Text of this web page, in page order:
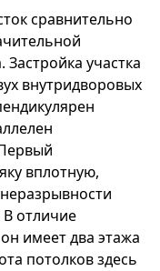
сравнительно
участка
внутридворовых
вплотную,
В отличие
имеет два этажа
потолков здесь